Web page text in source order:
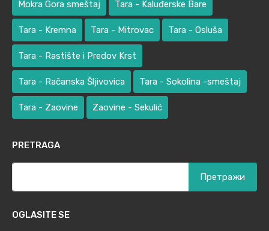
Mokra Gora smeštaj Tara - Kaluđerske Bare
Tara - Kremna Tara - Mitrovac Tara - Osluša
Tara - Rastište i Predov Krst
Tara - Račanska Šljivovica Tara - Sokolina -smeštaj
Tara - Zaovine Zaovine - Sekulić
PRETRAGA
OGLASITE SE